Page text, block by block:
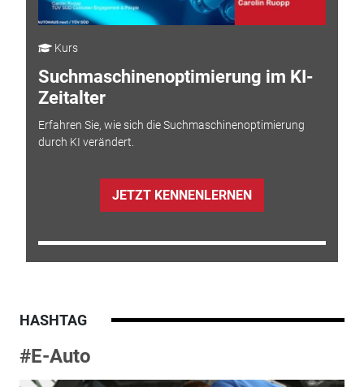
Kurs
Suchmaschinenoptimierung im KI-
Zeitalter
Erfahren Sie, wie sich die Suchmaschinenoptimierung
durch KI verändert.
JETZT KENNENLERNEN
HASHTAG
#E-Auto